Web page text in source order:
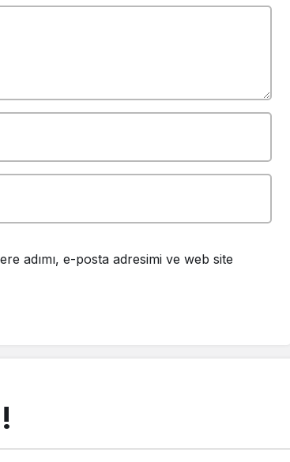
adımı, e-posta adresimi ve web site